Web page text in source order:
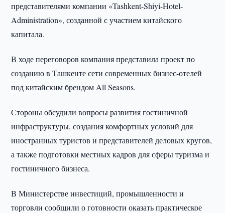
представителями компании «Tashkent-Shiyi-Hotel-
Administration», созданной с участием китайского
капитала.
В ходе переговоров компания представила проект по
созданию в Ташкенте сети современных бизнес-отелей
под китайским брендом All Seasons.
Стороны обсудили вопросы развития гостиничной
инфраструктуры, создания комфортных условий для
иностранных туристов и представителей деловых кругов,
а также подготовки местных кадров для сферы туризма и
гостиничного бизнеса.
В Министерстве инвестиций, промышленности и
торговли сообщили о готовности оказать практическое